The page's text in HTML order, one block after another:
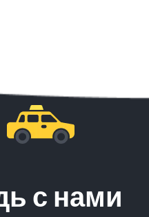
с нами